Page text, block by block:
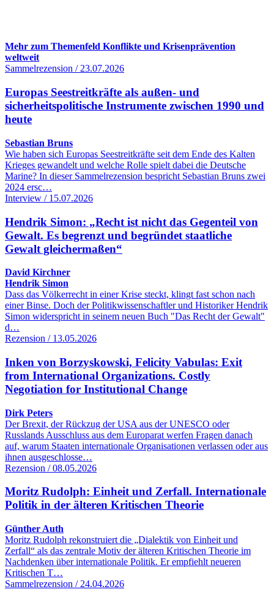
Mehr zum Themenfeld Konflikte und Krisenprävention
weltweit
Sammelrezension / 23.07.2026
Europas Seestreitkräfte als außen- und
sicherheitspolitische Instrumente zwischen 1990 und
heute
Sebastian Bruns
Wie haben sich Europas Seestreitkräfte seit dem Ende des Kalten
Krieges gewandelt und welche Rolle spielt dabei die Deutsche
Marine? In dieser Sammelrezension bespricht Sebastian Bruns zwei
2024 ersc…
Interview / 15.07.2026
Hendrik Simon: „Recht ist nicht das Gegenteil von
Gewalt. Es begrenzt und begründet staatliche
Gewalt gleichermaßen“
David Kirchner
Hendrik Simon
Dass das Völkerrecht in einer Krise steckt, klingt fast schon nach
einer Binse. Doch der Politikwissenschaftler und Historiker Hendrik
Simon widerspricht in seinem neuen Buch "Das Recht der Gewalt"
d…
Rezension / 13.05.2026
Inken von Borzyskowski, Felicity Vabulas: Exit
from International Organizations. Costly
Negotiation for Institutional Change
Dirk Peters
Der Brexit, der Rückzug der USA aus der UNESCO oder
Russlands Ausschluss aus dem Europarat werfen Fragen danach
auf, warum Staaten internationale Organisationen verlassen oder aus
ihnen ausgeschlosse…
Rezension / 08.05.2026
Moritz Rudolph: Einheit und Zerfall. Internationale
Politik in der älteren Kritischen Theorie
Günther Auth
Moritz Rudolph rekonstruiert die „Dialektik von Einheit und
Zerfall“ als das zentrale Motiv der älteren Kritischen Theorie im
Nachdenken über internationale Politik. Er empfiehlt neueren
Kritischen T…
Sammelrezension / 24.04.2026